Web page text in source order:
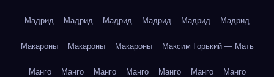
Мадрид Мадрид Мадрид Мадрид Мадрид Мадрид
Макароны Макароны Макароны Максим Горький — Мать
Манго Манго Манго Манго Манго Манго Манго